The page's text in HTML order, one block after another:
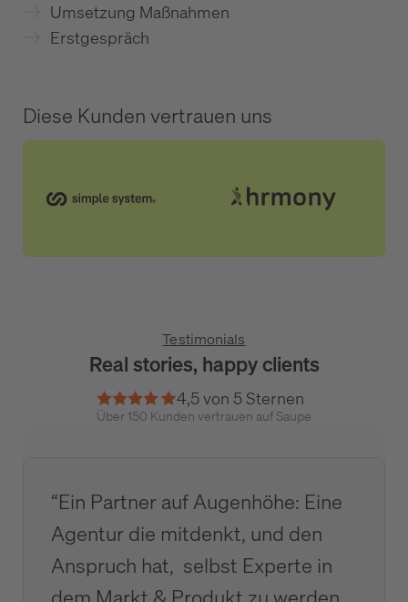
Umsetzung Maßnahmen
Erstgespräch
Diese Kunden vertrauen uns
Testimonials
Real stories, happy clients
4,5 von 5 Sternen
Über 150 Kunden vertrauen auf Saupe
“Ein Partner auf Augenhöhe: Eine
Agentur die mitdenkt, und den
Anspruch hat, selbst Experte in